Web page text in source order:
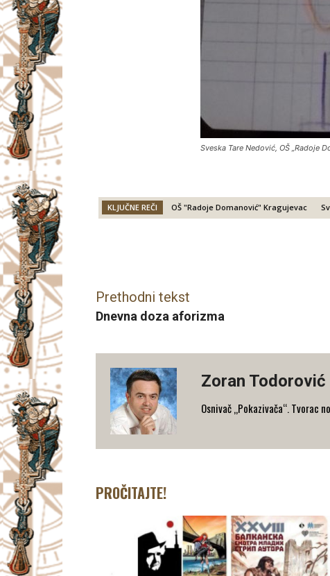
Sveska Tare Nedović, OŠ „Radoje
KLJUČNE REČI OŠ "Radoje Domanović" Kragujevac
Prethodni tekst
Dnevna doza aforizma
Zoran Todorović
Osnivač „Pokazivača“. Tvorac
PROČITAJTE!